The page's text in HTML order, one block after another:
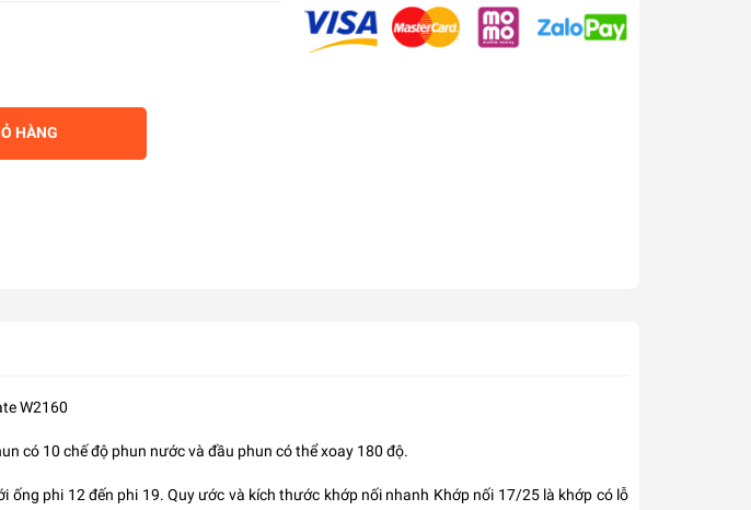
HÀNG
W2160
có 10 chế độ phun nước và đầu phun có thể xoay 180 độ.
phi 12 đến phi 19. Quy ước và kích thước khớp nối nhanh Khớp nối 17/25 là khớp có lỗ